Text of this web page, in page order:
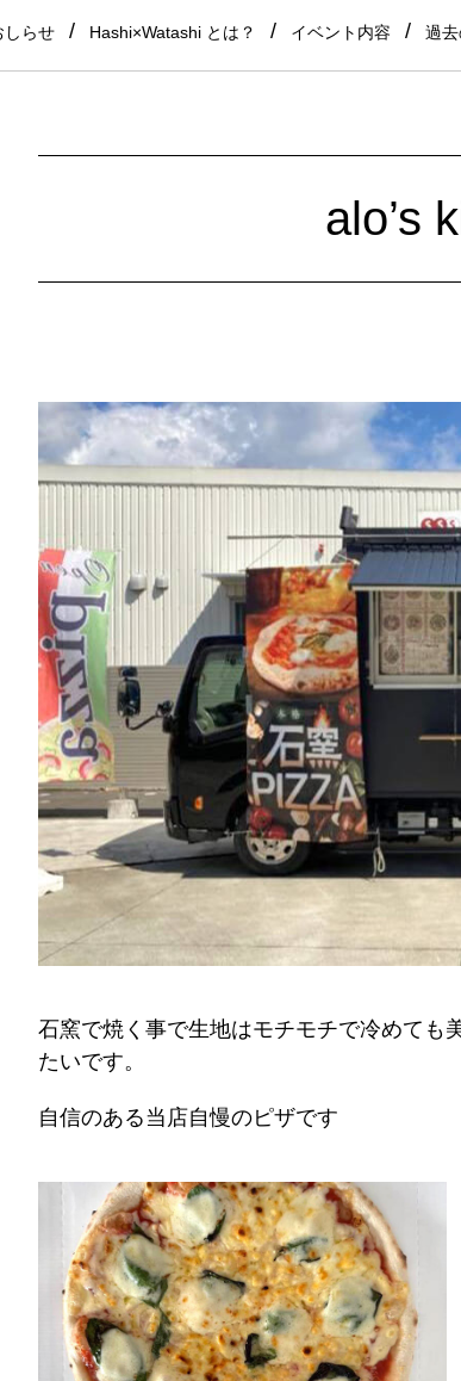
しらせ Hashi×Watashi とは？ イベント内容 過
alo’s
石窯で焼く事で生地はモチモチで冷めても
たいです。
自信のある当店自慢のピザです